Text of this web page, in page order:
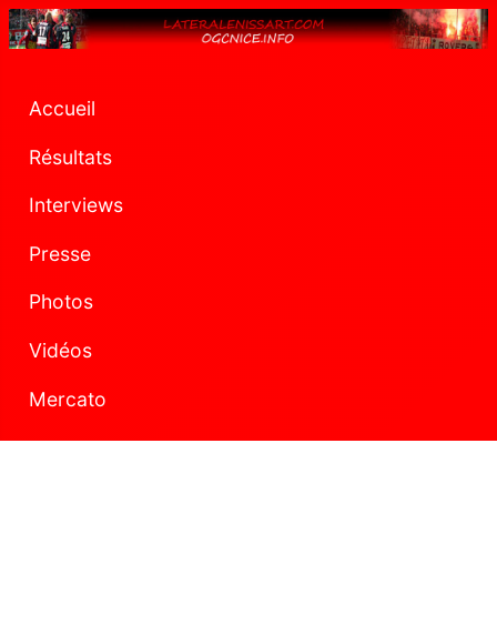
Accueil
Résultats
Interviews
Presse
Photos
Vidéos
Mercato